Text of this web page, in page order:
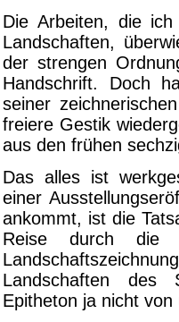
Die Arbeiten, die
Landschaften,
der strengen
Handschrift. Doch
seiner
freiere Gestik
aus den frühen
Das alles ist
einer
ankommt, ist die
Reise durch die
Landschaften des
Epitheton ja nicht von